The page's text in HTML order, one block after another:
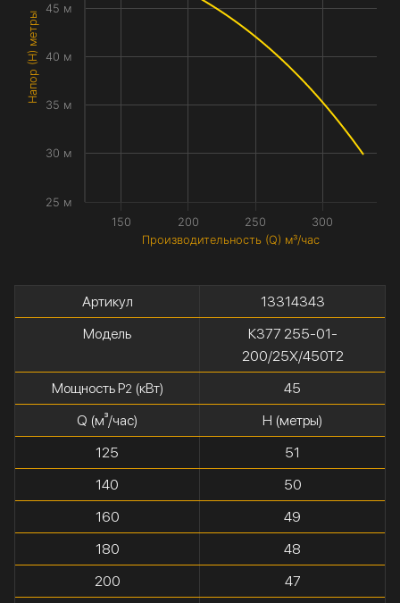
Производительность (Q) м³/час
Напор (H) метры
150 200 250 300
25 м
30 м
35 м
40 м
45 м
Артикул
13314343
Модель
К377 255-01-
200/25Х/450Т2
Мощность P2(кВт)
45
Q (м³/час)
H (метры)
125
51
140
50
160
49
180
48
200
47